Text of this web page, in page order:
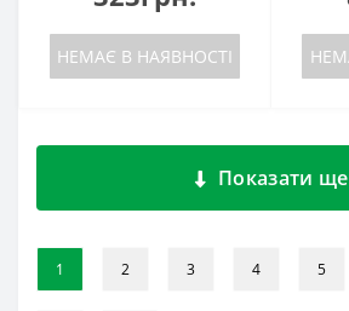
НЕМАЄ В НАЯВНОСТІ
Показати ще
1 2 3 4 5